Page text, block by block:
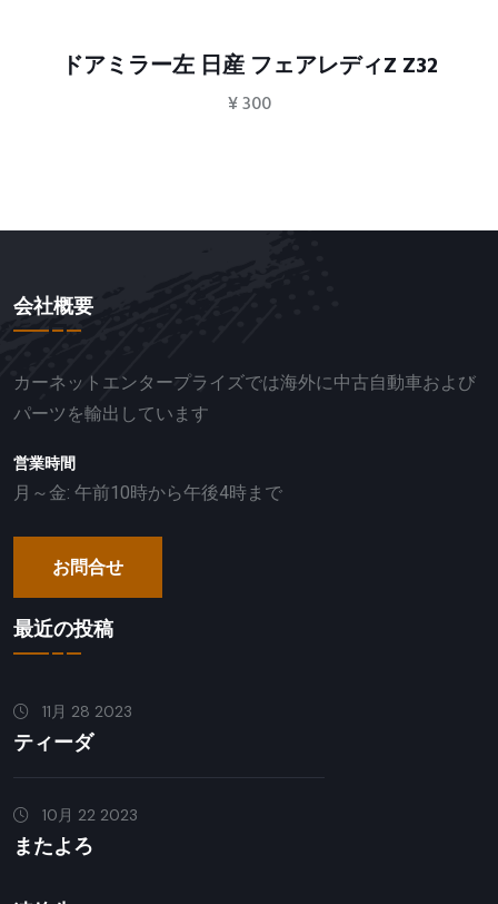
ドアミラー左 日産 フェアレディZ Z32
¥300
会社概要
カーネットエンタープライズでは海外に中古自動車および
パーツを輸出しています
営業時間
月～金: 午前10時から午後4時まで
お問合せ
最近の投稿
11月 28 2023
ティーダ
10月 22 2023
またよろ